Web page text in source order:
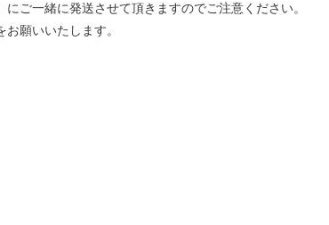
ご一緒に発送させて頂きますのでご注意ください。
願いいたします。